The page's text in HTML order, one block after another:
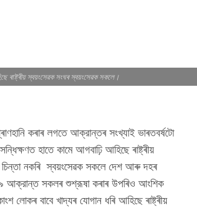
ৰাষ্ট্ৰীয় স্বয়ংসেৱক সংঘৰ স্বয়ংসেৱক সকলে।
কৰাৰ লগতে আক্রান্তৰ সংখ্যাই ভাৰতবৰ্ষটো
হাতে কামে আগবাঢ়ি আহিছে ৰাষ্ট্ৰীয়
নকৰি স্বয়ংসেৱক সকলে দেশ আৰু দহৰ
আক্রান্ত সকলৰ শুশ্রূষা কৰাৰ উপৰিও আংশিক
লোকৰ বাবে খাদ্যৰ যোগান ধৰি আহিছে ৰাষ্ট্ৰীয়